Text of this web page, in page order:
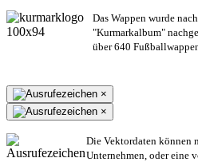
Das Wappen wurde
"Kurmarkalbum"
über 640
×
×
Die Vektordaten können
Unternehmen, oder eine